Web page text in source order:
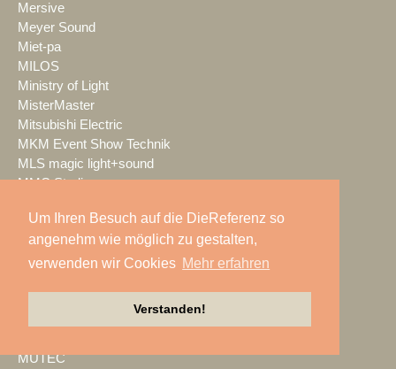
Um Ihren Besuch auf die DieReferenz so
angenehm wie möglich zu gestalten,
verwenden wir Cookies Mehr erfahren
Verstanden!
Mersive
Meyer Sound
Miet-pa
MILOS
Ministry of Light
MisterMaster
Mitsubishi Electric
MKM Event Show Technik
MLS magic light+sound
MMC Studios
MONACOR INTERNATIONAL
Moonlight
MOTION GROUP
MUTEC